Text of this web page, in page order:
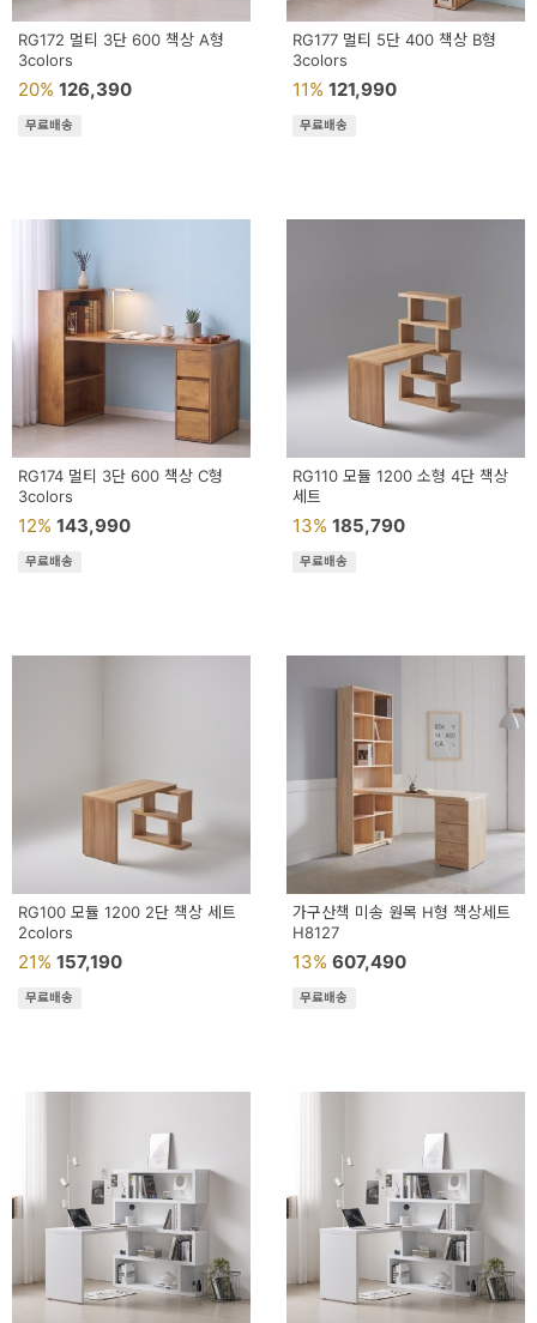
인
드
스
모
자
이
크
기
획
전
RG172 멀티 3단 600 책상 A형
3colors
20% 126,390
무료배송
RG177 멀티 5단 400 책상 B형
3colors
11% 121,990
무료배송
RG174 멀티 3단 600 책상 C형
3colors
12% 143,990
무료배송
RG110 모듈 1200 소형 4단 책상
세트
13% 185,790
무료배송
RG100 모듈 1200 2단 책상 세트
2colors
21% 157,190
무료배송
가구산책 미송 원목 H형 책상세트
H8127
13% 607,490
무료배송